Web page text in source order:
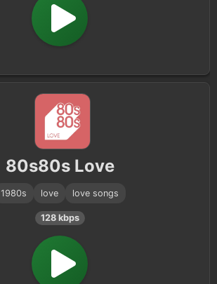
80s80s Love
1980s love love songs
128 kbps